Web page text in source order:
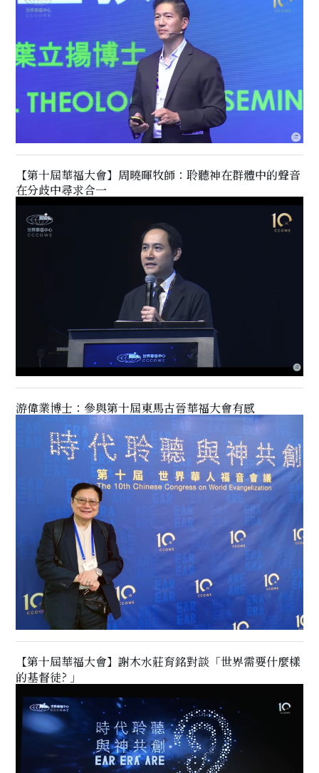
【第十屆華福大會】周曉暉牧師：聆聽神在群體中的聲音
在分歧中尋求合一
游偉業博士：參與第十屆東馬古晉華福大會有感
【第十屆華福大會】謝木水莊育銘對談「世界需要什麼樣
的基督徒? 」